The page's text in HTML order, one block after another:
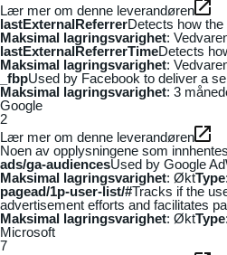
Lær mer om denne leverandøren
lastExternalReferrerDetects how
Maksimal lagringsvarighet:
lastExternalReferrerTimeDetects
Maksimal lagringsvarighet:
_fbpUsed by Facebook to deliver a
Maksimal lagringsvarighet: 3
Google
2
Lær mer om denne leverandøren
Noen av opplysningene som
ads/ga-audiencesUsed by Google
Maksimal lagringsvarighet: ØktType
pagead/1p-user-list/#Tracks if the
advertisement efforts and facilitates
Maksimal lagringsvarighet: ØktType
Microsoft
7